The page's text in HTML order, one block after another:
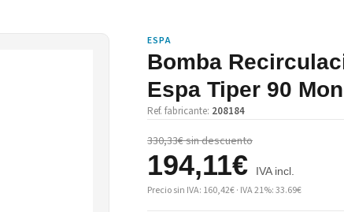
ESPA
Bomba
Espa Tiper 90
Ref. fabricante: 208184
330,33€ sin descuento
194,11€ IVA incl.
Precio sin IVA: 160,42€ · IVA 21%: 33.69€